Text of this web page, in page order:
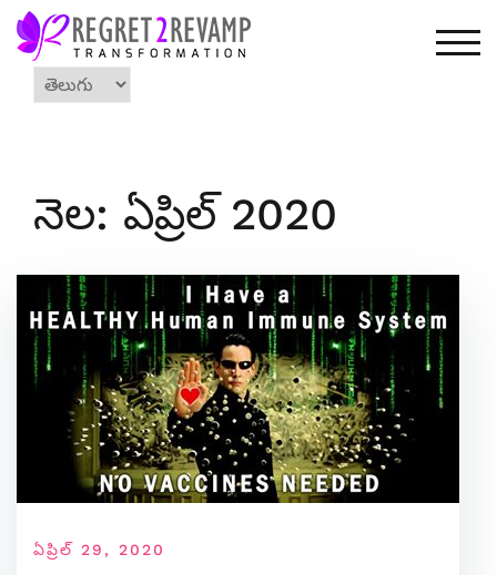
Skip
to
content
Choose
a
నెల: ఏప్రిల్ 2020
ఏప్రిల్ 29, 2020